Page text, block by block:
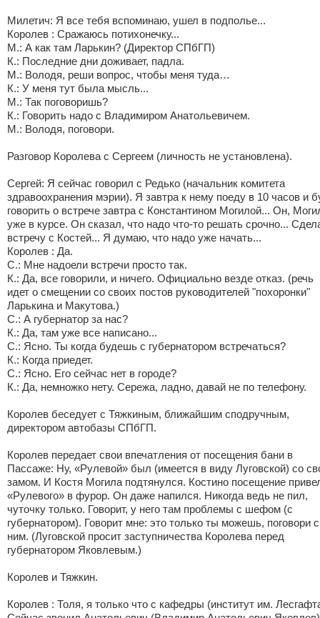
Милетич: Я все тебя вспоминаю, ушел в подполье...
Королев : Сражаюсь потихонечку...
М.: А как там Ларькин? (Директор СПбГП)
К.: Последние дни доживает, падла.
М.: Володя, реши вопрос, чтобы меня туда…
К.: У меня тут была мысль...
М.: Так поговоришь?
К.: Говорить надо с Владимиром Анатольевичем.
М.: Володя, поговори.
Разговор Королева с Сергеем (личность не установлена).
Сергей: Я сейчас говорил с Редько (начальник комитета
здравоохранения мэрии). Я завтра к нему поеду в 10 часов и
говорить о встрече завтра с Константином Могилой... Он,
уже в курсе. Он сказал, что надо что-то решать срочно...
встречу с Костей... Я думаю, что надо уже начать...
Королев : Да.
С.: Мне надоели встречи просто так.
К.: Да, все говорили, и ничего. Официально везде отказ. (речь
идет о смещении со своих постов руководителей "похоронки"
Ларькина и Макутова.)
С.: А губернатор за нас?
К.: Да, там уже все написано...
С.: Ясно. Ты когда будешь с губернатором встречаться?
К.: Когда приедет.
С.: Ясно. Его сейчас нет в городе?
К.: Да, немножко нету. Сережа, ладно, давай не по телефону.
Королев беседует с Тяжкиным, ближайшим сподручным,
директором автобазы СПбГП.
Королев передает свои впечатления от посещения бани в
Пассаже: Ну, «Рулевой» был (имеется в виду Луговской) со
замом. И Костя Могила подтянулся. Костино посещение
«Рулевого» в фурор. Он даже напился. Никогда ведь не пил,
чуточку только. Говорит, у него там проблемы с шефом (с
губернатором). Говорит мне: это только ты можешь, поговори с
ним. (Луговской просит заступничества Королева перед
губернатором Яковлевым.)
Королев и Тяжкин.
Королев : Толя, я только что с кафедры (институт им.